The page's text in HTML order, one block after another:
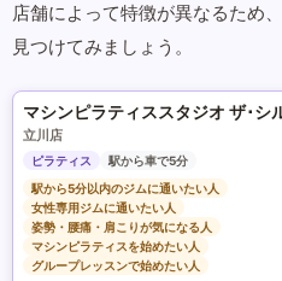
店舗によって特徴が異なるため
見つけてみましょう。
立川店
ピラティス
駅から車で5分
駅から5分以内のジムに通いたい人
女性専用ジムに通いたい人
姿勢・腰痛・肩こりが気になる人
マシンピラティスを始めたい人
グループレッスンで始めたい人